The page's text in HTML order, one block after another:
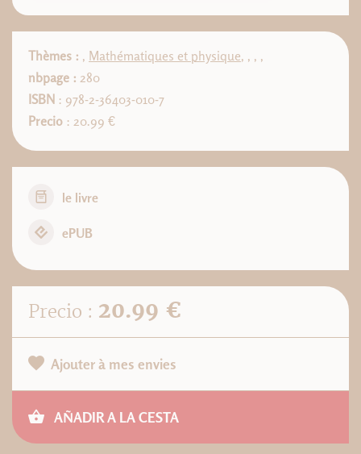
Thèmes : , Mathématiques et physique, , , ,
nbpage : 280
ISBN : 978-2-36403-010-7
Precio : 20.99 €
le livre
ePUB
Precio : 20.99 €
Ajouter à mes envies
AÑADIR A LA CESTA